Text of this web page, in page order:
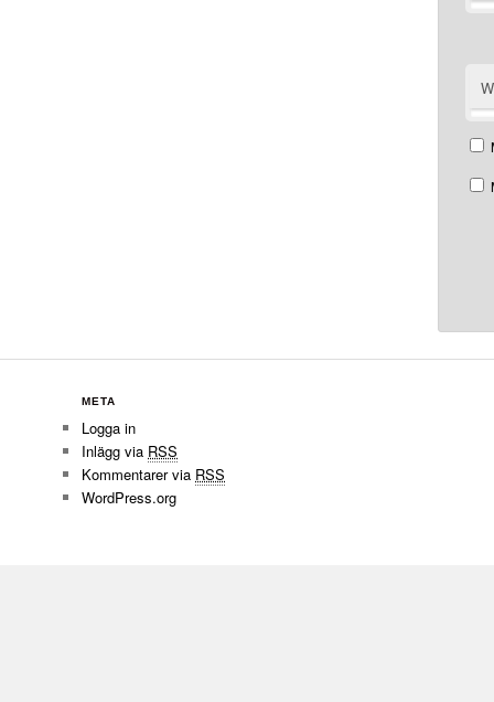
META
Logga in
Inlägg via RSS
Kommentarer via RSS
WordPress.org